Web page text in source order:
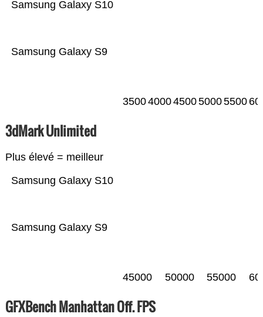
Samsung Galaxy S9
Samsung Galaxy S10
35004000450050005500
3dMark Unlimited
Plus élevé = meilleur
Samsung Galaxy S9
Samsung Galaxy S10
45000 50000 55000
GFXBench Manhattan Off. FPS